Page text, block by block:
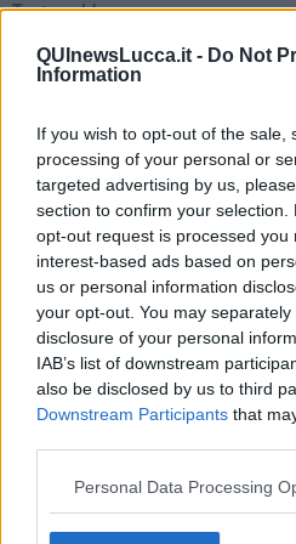
QUInewsLucca.it - Do Not
Information
If you wish to opt-out of the sale,
processing of your personal or
targeted advertising by us,
section to confirm your
opt-out request is processed you
interest-based ads based on
us or personal information
your opt-out. You may
disclosure of your personal
IAB’s list of downstream
also be disclosed by us to third
Downstream Participants that
Personal Data Processing
Teste calde
Armiamoci e... avviatevi
Da Capodanno a Carnevale
Sor-riso amaro
Fine anno al ristorante
La festa di Capodanno
Natale 2024
Re e regnanti
A noi interessa il dito non la luna
Come rubare allo stato e vivere
Una performance
Il compagno
​Io (allo specchio)
Tramonto
Passato, presente, futuro
La virtù del non fare
Il giorno dei saldi
Leggendo l'Eneide
​(In)sicurezza stradale